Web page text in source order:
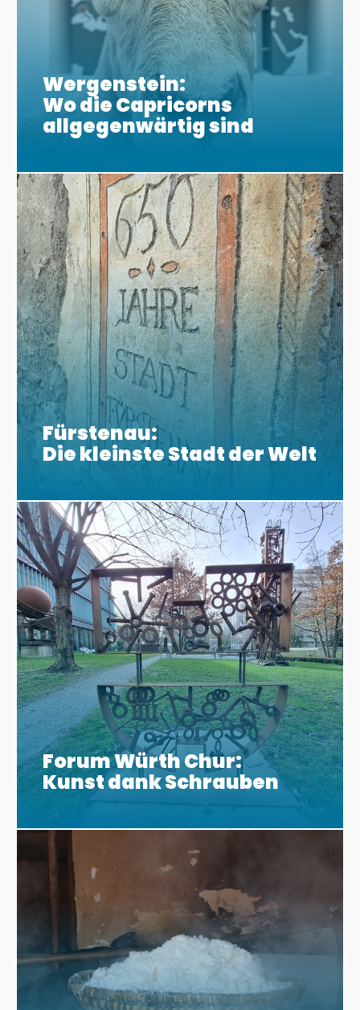
Wergenstein:
Wo die Capricorns
allgegenwärtig sind
Fürstenau:
Die kleinste Stadt der Welt
Forum Würth Chur:
Kunst dank Schrauben